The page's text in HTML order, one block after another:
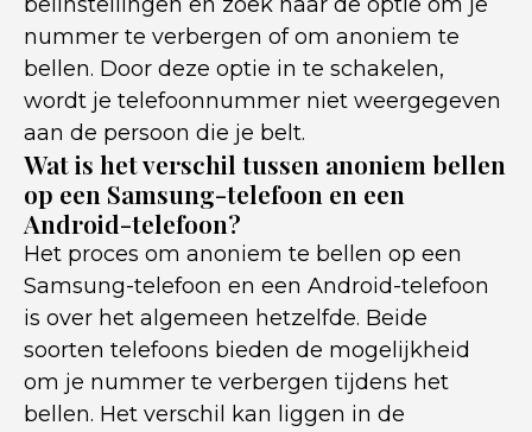
nummer te verbergen of om anoniem te
bellen. Door deze optie in te schakelen,
wordt je telefoonnummer niet weergegeven
aan de persoon die je belt.
Wat is het verschil tussen anoniem bellen
op een Samsung-telefoon en een
Android-telefoon?
Het proces om anoniem te bellen op een
Samsung-telefoon en een Android-telefoon
is over het algemeen hetzelfde. Beide
soorten telefoons bieden de mogelijkheid
om je nummer te verbergen tijdens het
bellen. Het verschil kan liggen in de